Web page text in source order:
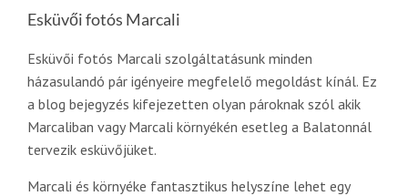
Esküvői fotós Marcali
Esküvői fotós Marcali szolgáltatásunk minden
házasulandó pár igényeire megfelelő megoldást kínál. Ez
a blog bejegyzés kifejezetten olyan pároknak szól akik
Marcaliban vagy Marcali környékén esetleg a Balatonnál
tervezik esküvőjüket.
Marcali és környéke fantasztikus helyszíne lehet egy